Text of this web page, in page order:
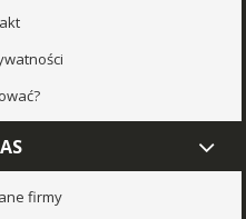
firmy